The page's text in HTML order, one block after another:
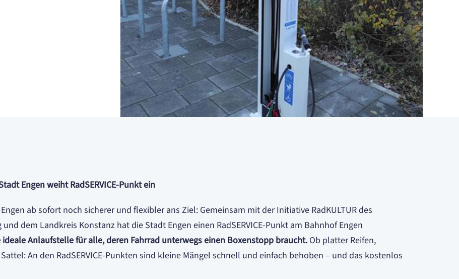
Engen weiht RadSERVICE-Punkt ein
ab sofort noch sicherer und flexibler ans Ziel: Gemeinsam mit der Initiative RadKULTUR des
dem Landkreis Konstanz hat die Stadt Engen einen RadSERVICE-Punkt am Bahnhof Engen
ideale Anlaufstelle für alle, deren Fahrrad unterwegs einen Boxenstopp braucht. Ob platter Reifen,
An den RadSERVICE-Punkten sind kleine Mängel schnell und einfach behoben – und das kostenlos